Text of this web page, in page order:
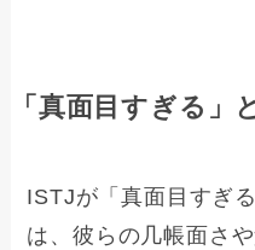
「真面目すぎる」
ISTJが「真面目すぎ
は、彼らの几帳面さ